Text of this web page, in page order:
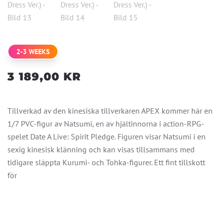
2-3 WEEKS
3 189,00 KR
Tillverkad av den kinesiska tillverkaren APEX kommer här en
1/7 PVC-figur av Natsumi, en av hjältinnorna i action-RPG-
spelet Date A Live: Spirit Pledge. Figuren visar Natsumi i en
sexig kinesisk klänning och kan visas tillsammans med
tidigare släppta Kurumi- och Tohka-figurer. Ett fint tillskott
för